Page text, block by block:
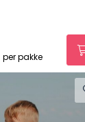
per pakke